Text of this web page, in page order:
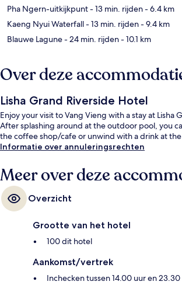
Pha Ngern-uitkijkpunt- 13 min. rijden- 6.4 km
Kaeng Nyui Waterfall- 13 min. rijden- 9.4 km
Blauwe Lagune- 24 min. rijden- 10.1 km
Over deze
Lisha Grand Riverside Hotel
Enjoy your visit to Vang Vieng with a stay at Lisha
After splashing around at the outdoor pool, you
the coffee shop/cafe or unwind with a drink at
Informatie over annuleringsrechten
Meer over deze
Overzicht
Grootte van het hotel
100 dit hotel
Aankomst/vertrek
Inchecken tussen 14.00 uur en